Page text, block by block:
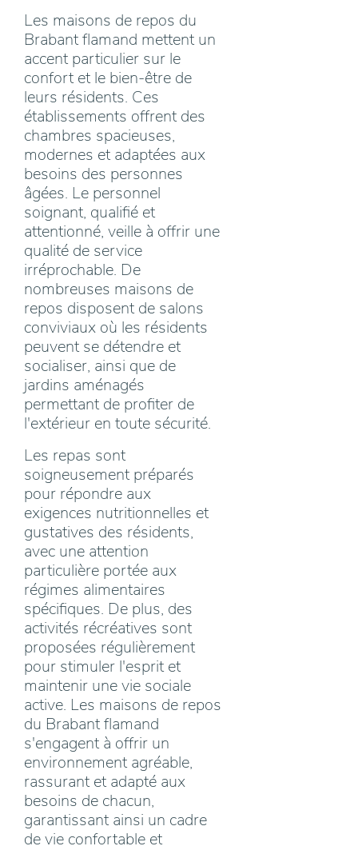
Les maisons de repos du
Brabant flamand mettent un
accent particulier sur le
confort et le bien-être de
leurs résidents. Ces
établissements offrent des
chambres spacieuses,
modernes et adaptées aux
besoins des personnes
âgées. Le personnel
soignant, qualifié et
attentionné, veille à offrir une
qualité de service
irréprochable. De
nombreuses maisons de
repos disposent de salons
conviviaux où les résidents
peuvent se détendre et
socialiser, ainsi que de
jardins aménagés
permettant de profiter de
l'extérieur en toute sécurité.
Les repas sont
soigneusement préparés
pour répondre aux
exigences nutritionnelles et
gustatives des résidents,
avec une attention
particulière portée aux
régimes alimentaires
spécifiques. De plus, des
activités récréatives sont
proposées régulièrement
pour stimuler l'esprit et
maintenir une vie sociale
active. Les maisons de repos
du Brabant flamand
s'engagent à offrir un
environnement agréable,
rassurant et adapté aux
besoins de chacun,
garantissant ainsi un cadre
de vie confortable et